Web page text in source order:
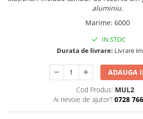
aluminiu.
Marime: 6000
IN STOC
Durata de livrare: Livrare
ADAUGA
Cod Produs: MUL2
Ai nevoie de ajutor? 0728